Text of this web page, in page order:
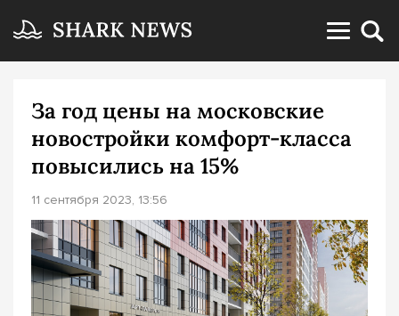
За год цены на московские
новостройки комфорт-класса
повысились на 15%
11 сентября 2023, 13:56